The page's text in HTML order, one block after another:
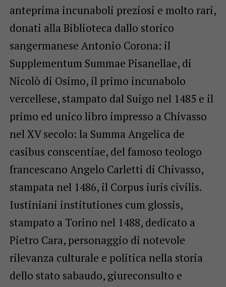
anteprima incunaboli preziosi e molto rari,
donati alla Biblioteca dallo storico
sangermanese Antonio Corona: il
Supplementum Summae Pisanellae, di
Nicolò di Osimo, il primo incunabolo
vercellese, stampato dal Suigo nel 1485 e il
primo ed unico libro impresso a Chivasso
nel XV secolo: la Summa Angelica de
casibus conscentiae, del famoso teologo
francescano Angelo Carletti di Chivasso,
stampata nel 1486, il Corpus iuris civilis.
Iustiniani institutiones cum glossis,
stampato a Torino nel 1488, dedicato a
Pietro Cara, personaggio di notevole
rilevanza culturale e politica nella storia
dello stato sabaudo, giureconsulto e